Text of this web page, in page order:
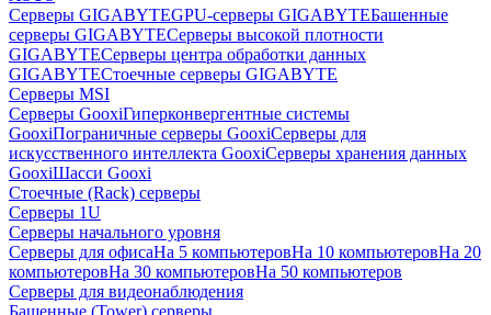
Серверы GIGABYTEGPU-серверы GIGABYTEБашенные
серверы GIGABYTEСерверы высокой плотности
GIGABYTEСерверы центра обработки данных
GIGABYTEСтоечные серверы GIGABYTE
Серверы MSI
Серверы GooxiГиперконвергентные системы
GooxiПограничные серверы GooxiСерверы для
искусственного интеллекта GooxiСерверы хранения данных
GooxiШасси Gooxi
Стоечные (Rack) серверы
Серверы 1U
Серверы начального уровня
Серверы для офисаНа 5 компьютеровНа 10 компьютеровНа 20
компьютеровНа 30 компьютеровНа 50 компьютеров
Серверы для видеонаблюдения
Башенные (Tower) серверы